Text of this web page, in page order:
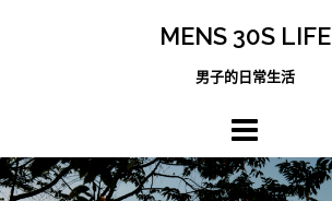
MENS 30S LIFE
男子的日常生活